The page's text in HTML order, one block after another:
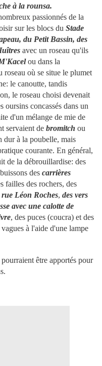
à la rounsa.
passionnés de la
sur les blocs du Stade
du Petit Bassin, des
avec un roseau qu'ils
ou dans la
roseau où se situe le plumet
le canoutte, tandis
le roseau choisi devenait
oursins concassés dans un
d'un mélange de mie de
servaient de bromitch ou
dur à la poubelle, mais
courante. En général,
de la débrouillardise: des
des carrières
failles des rochers, des
Léon Roches, des vers
avec une calotte de
, des puces (coucra) et des
à l'aide d'une lampe
être apportés pour